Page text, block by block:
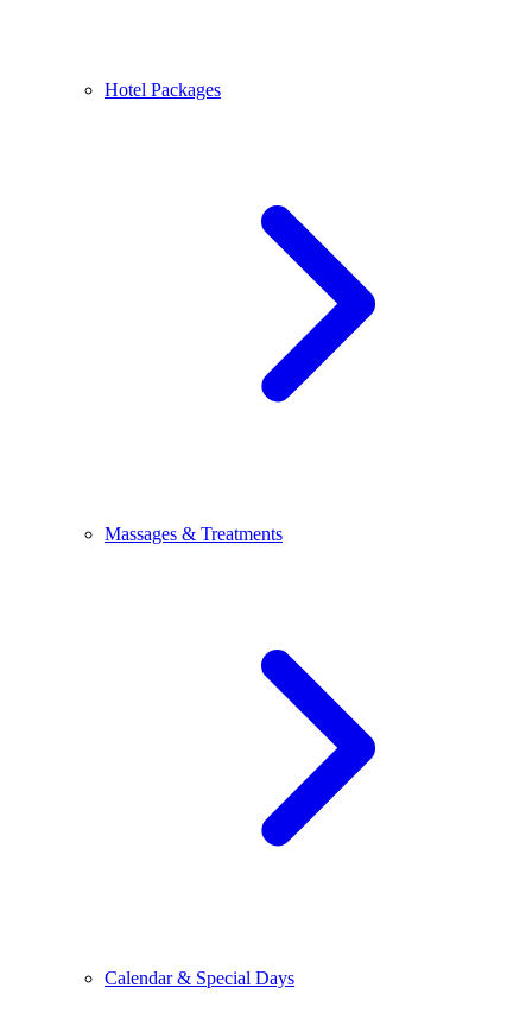
Hotel Packages
Massages & Treatments
Calendar & Special Days